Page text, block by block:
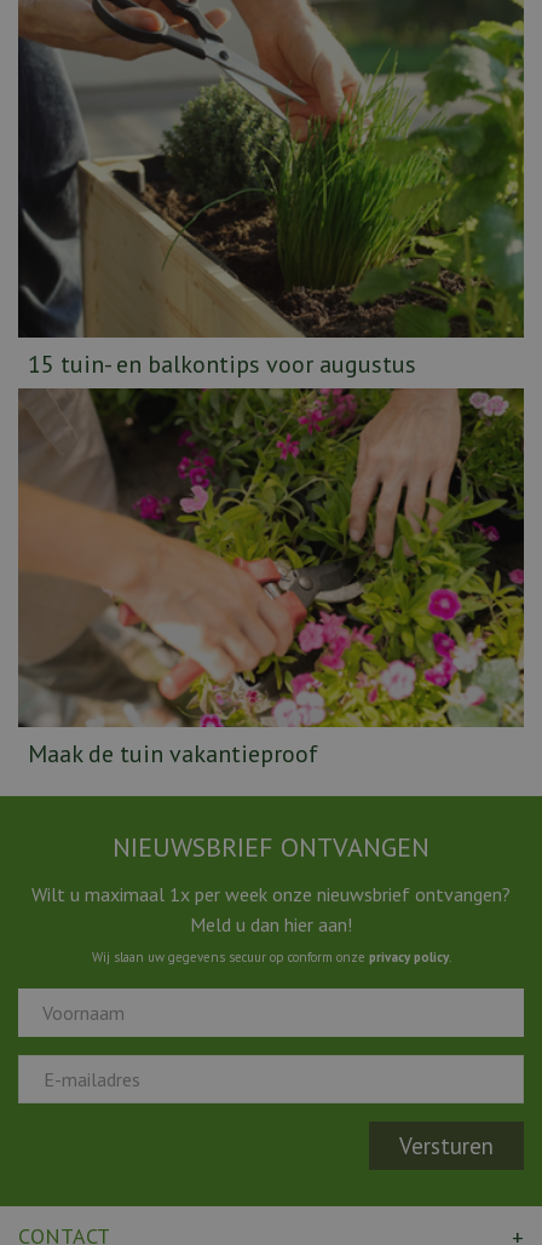
15 tuin- en balkontips voor augustus
Maak de tuin vakantieproof
NIEUWSBRIEF ONTVANGEN
Wilt u maximaal 1x per week onze nieuwsbrief ontvangen?
Meld u dan hier aan!
Wij slaan uw gegevens secuur op conform onze privacy policy.
CONTACT